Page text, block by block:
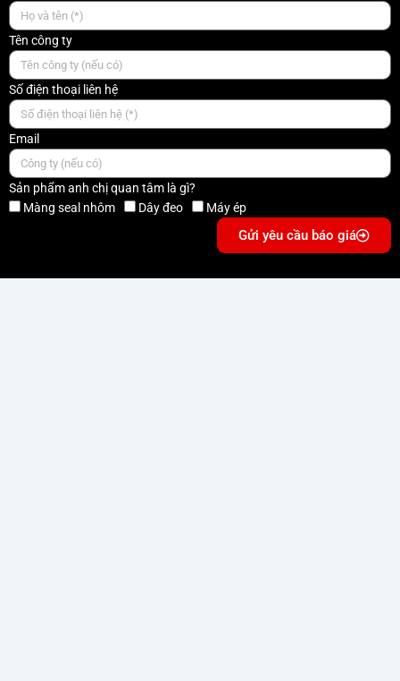
Tên công ty
Số điện thoại liên hệ
Email
Sản phẩm anh chị quan tâm là gì?
Màng seal nhôm
Dây đeo Máy ép
Gửi yêu cầu báo giá